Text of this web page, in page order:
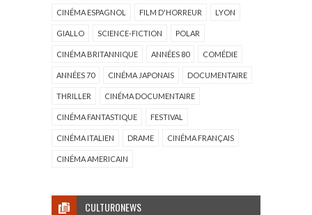
CINÉMA ESPAGNOL FILM D'HORREUR LYON
GIALLO SCIENCE-FICTION POLAR
CINÉMA BRITANNIQUE ANNÉES 80 COMÉDIE
ANNÉES 70 CINÉMA JAPONAIS DOCUMENTAIRE
THRILLER CINÉMA DOCUMENTAIRE
CINÉMA FANTASTIQUE FESTIVAL
CINÉMA ITALIEN DRAME CINÉMA FRANÇAIS
CINÉMA AMERICAIN
CULTURONEWS